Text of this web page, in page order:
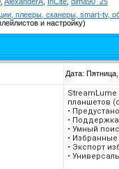
плееры, сканеры, smart-tv,
и настройку)
Дата:
планшетов
•
•
• Умный
•
• Экспорт
•